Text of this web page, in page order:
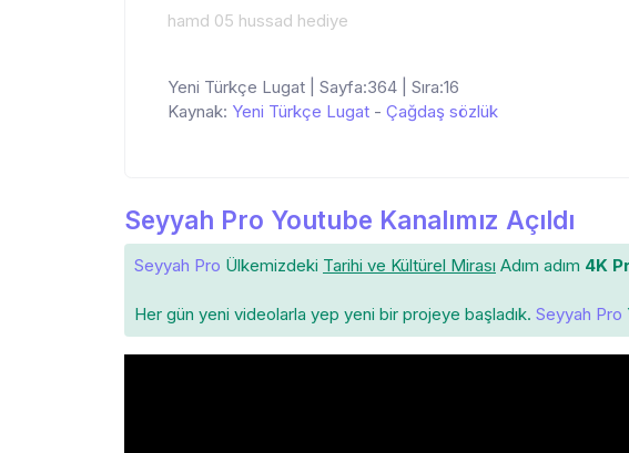
hamd 05 hussad hediye
Yeni Türkçe Lugat | Sayfa:364 | Sıra:16
Kaynak: Yeni Türkçe Lugat - Çağdaş sözlük
Seyyah Pro Youtube Kanalımız Açıldı
Seyyah Pro Ülkemizdeki Tarihi ve Kültürel Mirası Adım adım 4K
Her gün yeni videolarla yep yeni bir projeye başladık. Seyyah Pro